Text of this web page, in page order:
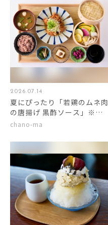
2026.07.14
夏にぴったり「若鶏のムネ肉
の唐揚げ 黒酢ソース」※野
菜のせいろ蒸しも付けれま
chano-ma